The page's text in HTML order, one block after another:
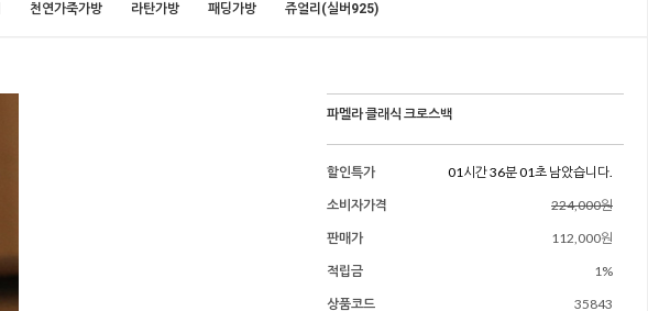
천연가죽가방 라탄가방 패딩가방 쥬얼리(실버925)
파멜라 클래식 크로스백
할인특가
01시간 35분 59초 남았습니다.
소비자가격
224,000원
판매가
112,000원
적립금
1%
상품코드
35843